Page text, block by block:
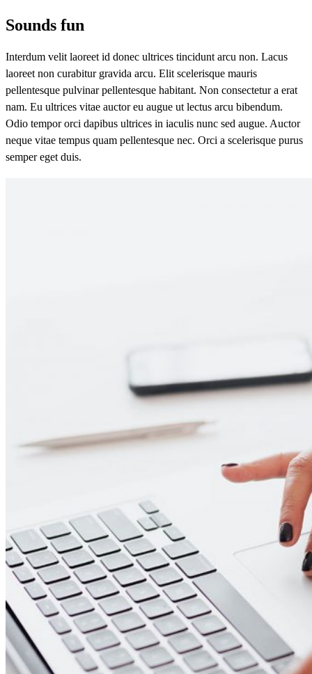
Sounds fun
Interdum velit laoreet id donec ultrices tincidunt arcu non. Lacus
laoreet non curabitur gravida arcu. Elit scelerisque mauris
pellentesque pulvinar pellentesque habitant. Non consectetur a erat
nam. Eu ultrices vitae auctor eu augue ut lectus arcu bibendum.
Odio tempor orci dapibus ultrices in iaculis nunc sed augue. Auctor
neque vitae tempus quam pellentesque nec. Orci a scelerisque purus
semper eget duis.